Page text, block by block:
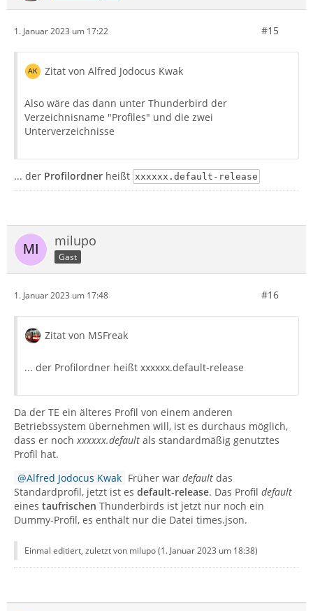
1. Januar 2023 um 17:22 #15
Zitat von Alfred Jodocus Kwak
Also wäre das dann unter Thunderbird der
Verzeichnisname "Profiles" und die zwei
Unterverzeichnisse
... der Profilordner heißt xxxxxx.default-release
milupo
Gast
1. Januar 2023 um 17:48 #16
Zitat von MSFreak
... der Profilordner heißt xxxxxx.default-release
Da der TE ein älteres Profil von einem anderen
Betriebssystem übernehmen will, ist es durchaus möglich,
dass er nochxxxxxx.default als standardmäßig genutztes
Profil hat.
Alfred Jodocus Kwak Früher war default das
Standardprofil, jetzt ist es default-release. Das Profil default
eines taufrischen Thunderbirds ist jetzt nur noch ein
Dummy-Profil, es enthält nur die Datei times.json.
Einmal editiert, zuletzt von milupo (1. Januar 2023 um 18:38)